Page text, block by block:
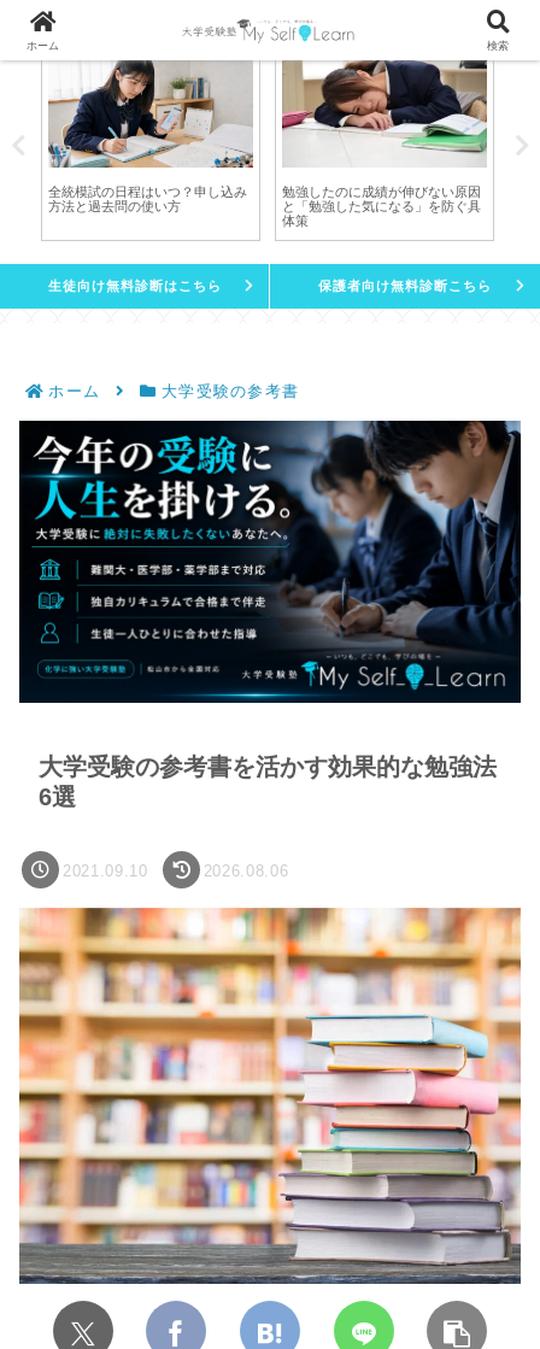
全統模試の日程はいつ？申し込み
方法と過去問の使い方
勉強したのに成績が伸びない原因
と「勉強した気になる」を防ぐ具
体策
生徒向け無料診断はこちら 保護者向け無料診断こちら
ホーム 大学受験の参考書
大学受験の参考書を活かす効果的な勉強法
6選
2021.09.10 2026.08.06
ホーム 検索